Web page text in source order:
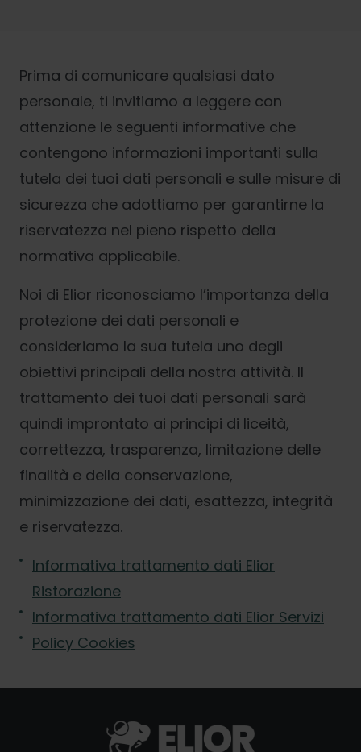
Prima di comunicare qualsiasi dato
personale, ti invitiamo a leggere con
attenzione le seguenti informative che
contengono informazioni importanti sulla
tutela dei tuoi dati personali e sulle misure di
sicurezza che adottiamo per garantirne la
riservatezza nel pieno rispetto della
normativa applicabile.
Noi di Elior riconosciamo l’importanza della
protezione dei dati personali e
consideriamo la sua tutela uno degli
obiettivi principali della nostra attività. Il
trattamento dei tuoi dati personali sarà
quindi improntato ai principi di liceità,
correttezza, trasparenza, limitazione delle
finalità e della conservazione,
minimizzazione dei dati, esattezza, integrità
e riservatezza.
Informativa trattamento dati Elior
Ristorazione
Informativa trattamento dati Elior Servizi
Policy Cookies